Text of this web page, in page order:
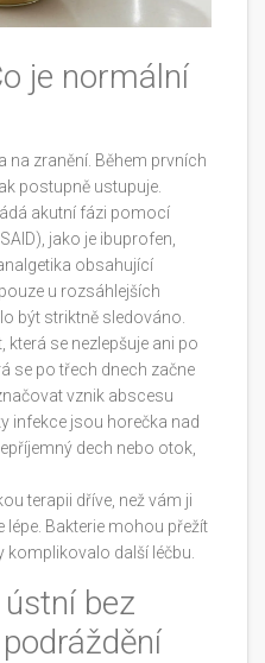
je normální
na zranění. Během prvních
postupně ustupuje.
akutní fázi pomocí
jako je ibuprofen,
obsahující
u rozsáhlejších
být striktně sledováno.
se nezlepšuje ani po
se po třech dnech začne
vznik abscesu
infekce jsou horečka nad
dech nebo otok,
terapii dříve, než vám ji
lépe. Bakterie mohou přežít
komplikovalo další léčbu.
bez